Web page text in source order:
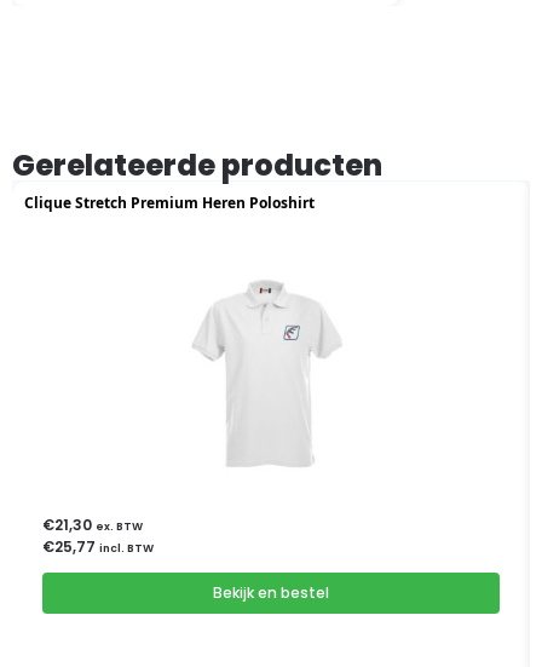
Gerelateerde producten
Clique Stretch Premium Heren Poloshirt
€21,30 ex. BTW
€25,77 incl. BTW
Bekijk en bestel